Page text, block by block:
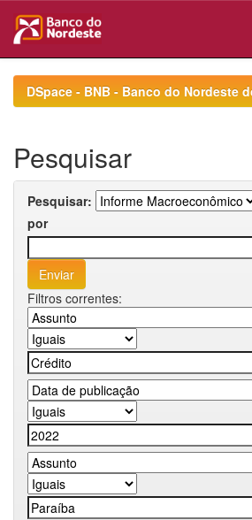
navigationDSpace - BNB - Banco do Nordeste
Pesquisar
Pesquisar:
por
Filtros correntes: